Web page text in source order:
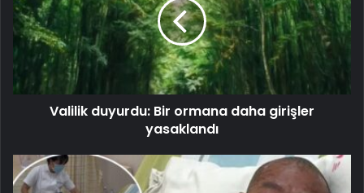
Valilik duyurdu: Bir ormana daha girişler
yasaklandı